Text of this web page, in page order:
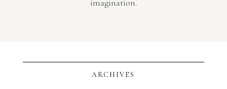
imagination.
ARCHIVES